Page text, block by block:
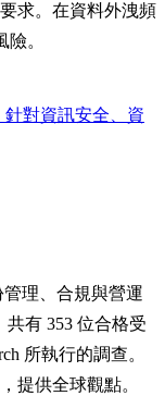
求。在資料外洩頻
。
對資訊安全、資
理、合規與營運
有 353 位合格受
所執行的調查。
提供全球觀點。